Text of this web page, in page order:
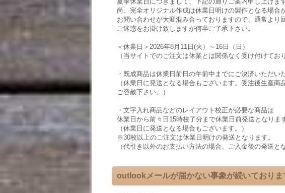
尚、完全オリジナル作成は休業日明けの製作となる場合
お問い合わせが大変混み合っておりますので、通常より
ご迷惑をお掛け致しますが何卒ご了承下さい。
＜休業日＞2026年8月11日(火）～16日（日）
（当サイトでのご注文は休業とは関係なく受け付けてお
・既成商品は休業日前日の午前中までにご決済いただい
（休業日に発送となる場合もございます。受注後生産
ご容赦下さい。）
・文字入れ商品などのレイアウト校正が必要な商品は
休業日から前々日15時校了分まで休業日前発送となりま
（休業日に発送となる場合もございます。）
※30枚以上のご注文は休業日明けの発送となります。
（代引き以外のお支払い方法の場合、ご入金後の発送と
outlookメールが届かない事象が続いておりま